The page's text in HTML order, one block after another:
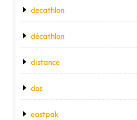
decathlon
décathlon
distance
dos
eastpak